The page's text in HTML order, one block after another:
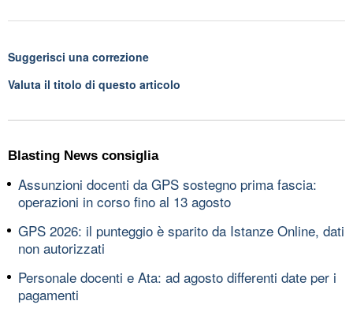
Suggerisci una correzione
Valuta il titolo di questo articolo
Blasting News consiglia
Assunzioni docenti da GPS sostegno prima fascia:
operazioni in corso fino al 13 agosto
GPS 2026: il punteggio è sparito da Istanze Online, dati
non autorizzati
Personale docenti e Ata: ad agosto differenti date per i
pagamenti